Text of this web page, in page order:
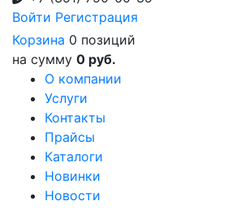
Войти Регистрация
Корзина 0 позиций
на сумму 0 руб.
О компании
Услуги
Контакты
Прайсы
Каталоги
Новинки
Новости